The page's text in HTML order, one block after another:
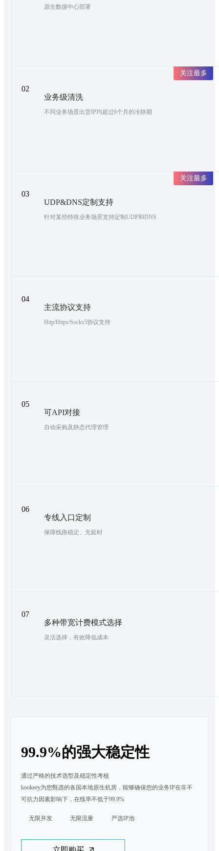
原生数据中心部署
关注最多
02
业务级清洗
不同业务场景出货IP均超过6个月的冷静期
关注最多
03
UDP&DNS定制支持
针对某些特殊业务场景支持定制UDP和DNS
04
主流协议支持
Http/Https/Socks5协议支持
05
可API对接
自动采购及静态代理管理
06
专线入口定制
保障线路稳定、无延时
07
多种带宽计费模式选择
灵活选择，有效降低成本
99.9%的强大稳定性
通过严格的技术选型及稳定性考核
kookeey为您甄选的各国本地原生机房，能够确保您的业务IP在非不
可抗力因素影响下，在线率不低于99.9%
无限并发 无限流量 严选IP池